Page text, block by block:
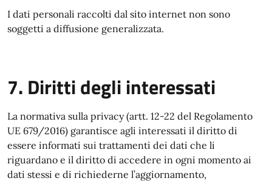
I dati personali raccolti dal sito internet non sono
soggetti a diffusione generalizzata.
7. Diritti degli interessati
La normativa sulla privacy (artt. 12-22 del Regolamento
UE 679/2016) garantisce agli interessati il diritto di
essere informati sui trattamenti dei dati che li
riguardano e il diritto di accedere in ogni momento ai
dati stessi e di richiederne l’aggiornamento,